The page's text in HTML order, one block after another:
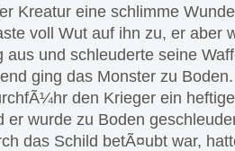
Kreatur eine schlimme
voll Wut auf ihn zu, er aber
aus und schleuderte seine
ging das Monster zu Boden.
den Krieger ein
er wurde zu Boden
das Schild betÃ¤ubt war,